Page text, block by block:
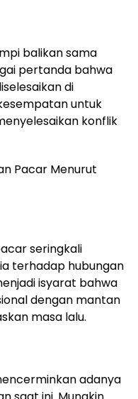
balikan sama
pertanda bahwa
di
untuk
konflik
Pacar Menurut
seringkali
terhadap hubungan
isyarat bahwa
dengan mantan
masa lalu.
adanya